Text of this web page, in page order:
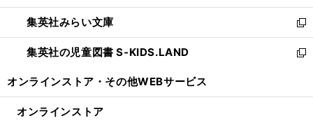
開
く
ウ
で
開
く
ン
ド
ウ
で
ウ
ィ
ン
ド
開
集英社みらい文庫
新
し
い
ン
集英社の児童図書 S-KIDS.LAND
新
ウ
オンラインストア・ その他WEBサービス
オンラインストア